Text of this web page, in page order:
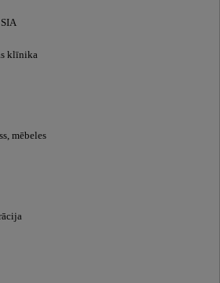
klīnika
mēbeles